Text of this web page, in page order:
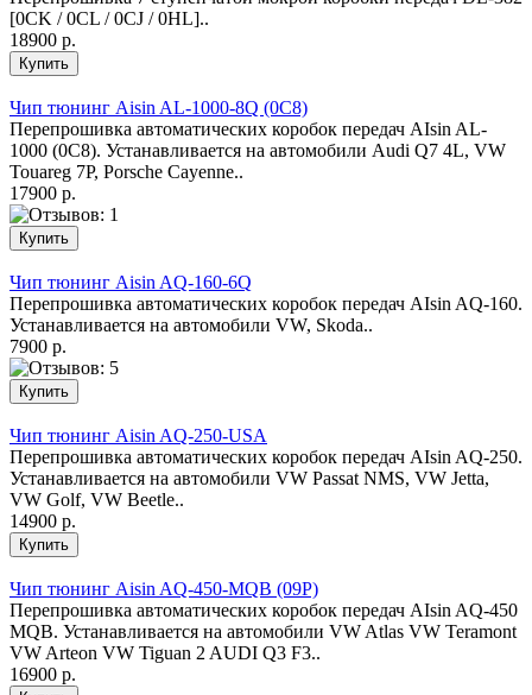
[0CK / 0CL / 0CJ / 0HL]..
18900 р.
Чип тюнинг Aisin AL-1000-8Q (0C8)
Перепрошивка автоматических коробок передач AIsin AL-
1000 (0C8). Устанавливается на автомобили Audi Q7 4L, VW
Touareg 7P, Porsche Cayenne..
17900 р.
Чип тюнинг Aisin AQ-160-6Q
Перепрошивка автоматических коробок передач AIsin AQ-160.
Устанавливается на автомобили VW, Skoda..
7900 р.
Чип тюнинг Aisin AQ-250-USA
Перепрошивка автоматических коробок передач AIsin AQ-250.
Устанавливается на автомобили VW Passat NMS, VW Jetta,
VW Golf, VW Beetle..
14900 р.
Чип тюнинг Aisin AQ-450-MQB (09P)
Перепрошивка автоматических коробок передач AIsin AQ-450
MQB. Устанавливается на автомобили VW Atlas VW Teramont
VW Arteon VW Tiguan 2 AUDI Q3 F3..
16900 р.